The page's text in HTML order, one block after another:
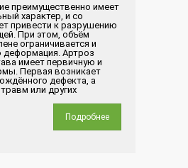
преимущественно имеет
характер, и со
привести к разрушению
При этом, объём
ограничивается и
деформация. Артроз
имеет первичную и
Первая возникает
дефекта, а
или других
Подробнее